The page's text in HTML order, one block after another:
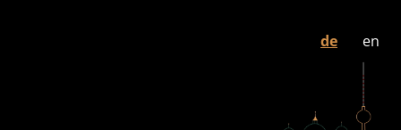
de en